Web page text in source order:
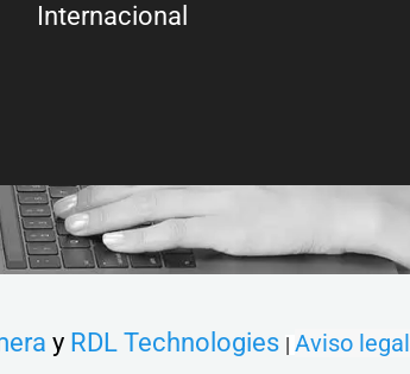
Internacional
y RDL Technologies Aviso legal